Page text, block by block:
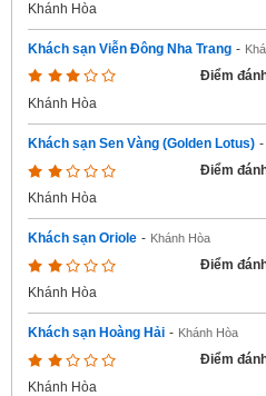
Khánh Hòa
Khách sạn Viễn Đông Nha Trang -
Điểm
Khánh Hòa
Khách sạn Sen Vàng (Golden Lotus) -
Điểm
Khánh Hòa
Khách sạn Oriole - Khánh Hòa
Điểm
Khánh Hòa
Khách sạn Hoàng Hải - Khánh Hòa
Điểm
Khánh Hòa